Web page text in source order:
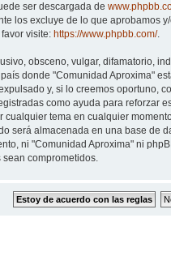
ser descargada de
los excluye de lo que aprobamos
visite: https://www.phpbb.com/.
obsceno, vulgar, difamatorio,
donde "Comunidad Aproxima"
y, si lo creemos oportuno,
como ayuda para reforzar
cualquier tema en cualquier
será almacenada en una base de
ni "Comunidad Aproxima" ni
comprometidos.